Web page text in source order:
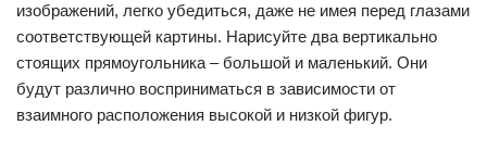
изображений, легко убедиться, даже не имея перед глазами
соответствующей картины. Нарисуйте два вертикально
стоящих прямоугольника – большой и маленький. Они
будут различно восприниматься в зависимости от
взаимного расположения высокой и низкой фигур.